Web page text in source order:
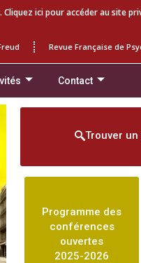
Cliquez ici pour accéder au site
Revue Française de
Contact
Trouver
Programme des
conférences
ouvertes
2025-2026